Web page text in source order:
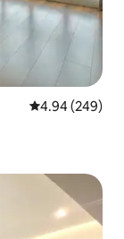
Calificación
4.94 (249)